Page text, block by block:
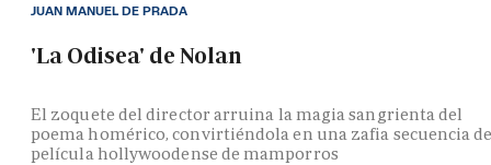
'La Odisea' de Nolan
El zoquete del director arruina la magia sangrienta del
poema homérico, convirtiéndola en una zafia secuencia
película hollywoodense de mamporros
JUAN MANUEL DE PRADA